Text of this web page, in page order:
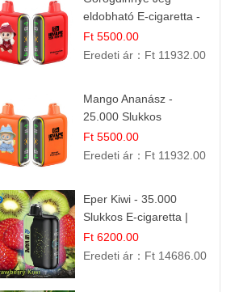
eldobható E-cigaretta -
25.000 Slukk | Frissítő
Nyári Íz
Ft 5500.00
Eredeti ár： Ft 11932.00
Mango Ananász -
25.000 Slukkos
eldobható E-cigaretta |
Trópusi Ízélmény
Ft 5500.00
Eredeti ár： Ft 11932.00
Eper Kiwi - 35.000
Slukkos E-cigaretta |
IBVape Bar Friss
Gyümölcs Ízek
Ft 6200.00
Eredeti ár： Ft 14686.00